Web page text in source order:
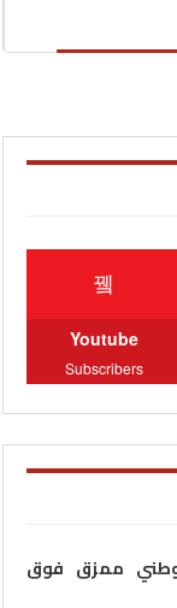
Youtube
Subscribers
وطني ممزق فوق